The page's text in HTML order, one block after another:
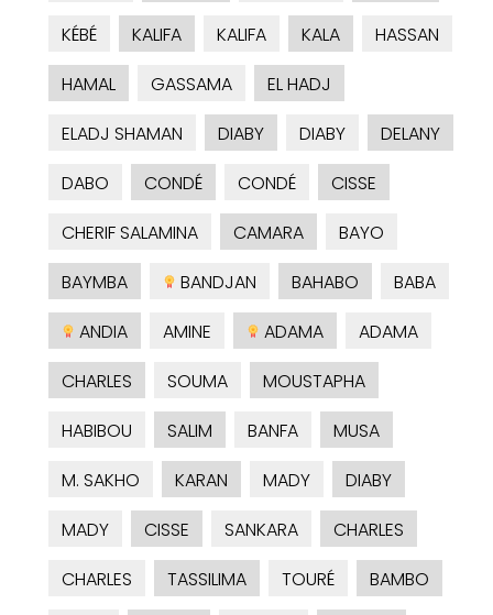
KÉBÉ KALIFA KALIFA KALA
HASSAN
HAMAL
GASSAMA
EL HADJ
ELADJ SHAMAN
DIABY DIABY
DELANY
DABO
CONDÉ CONDÉ
CISSE
CHERIF SALAMINA
CAMARA
BAYO
BAYMBA
BANDJAN BAHABO
BABA
ANDIA
AMINE ADAMA
ADAMA
CHARLES
SOUMA
MOUSTAPHA
HABIBOU
SALIM BANFA
MUSA
M. SAKHO
KARAN MADY
DIABY
MADY
CISSE SANKARA
CHARLES
CHARLES
TASSILIMA TOURÉ
BAMBO